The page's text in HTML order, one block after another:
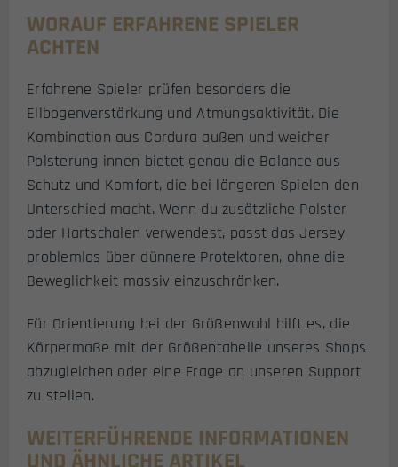
WORAUF ERFAHRENE SPIELER
ACHTEN
Erfahrene Spieler prüfen besonders die
Ellbogenverstärkung und Atmungsaktivität. Die
Kombination aus Cordura außen und weicher
Polsterung innen bietet genau die Balance aus
Schutz und Komfort, die bei längeren Spielen den
Unterschied macht. Wenn du zusätzliche Polster
oder Hartschalen verwendest, passt das Jersey
problemlos über dünnere Protektoren, ohne die
Beweglichkeit massiv einzuschränken.
Für Orientierung bei der Größenwahl hilft es, die
Körpermaße mit der Größentabelle unseres Shops
abzugleichen oder eine Frage an unseren Support
zu stellen.
WEITERFÜHRENDE INFORMATIONEN
UND ÄHNLICHE ARTIKEL